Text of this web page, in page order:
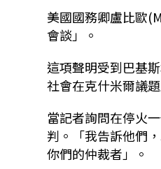
美國國務卿盧比歐
會談」。
這項聲明受到巴基
社會在克什米爾議
當記者詢問在停火
判。「我告訴他們
你們的仲裁者」。